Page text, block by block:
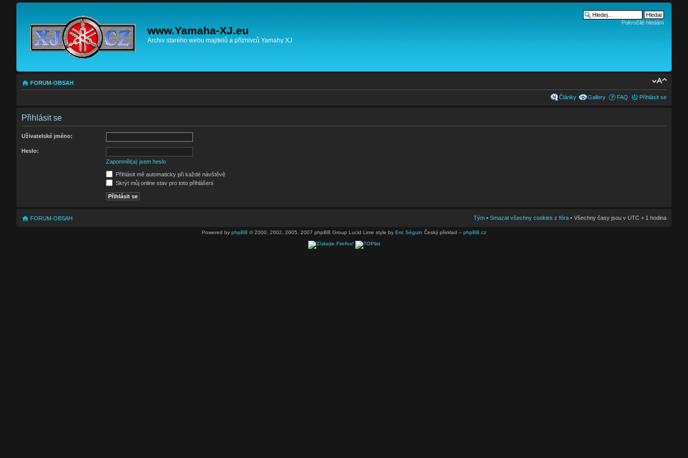
www.Yamaha-XJ.eu
Archiv starého webu majitelů a příznivců Yamahy XJ
Pokročilé hledání
FORUM-OBSAH
Články Gallery FAQ Přihlásit se
Přihlásit se
Uživatelské jméno:
Heslo:
Zapomněl(a) jsem heslo
Přihlásit mě automaticky při každé návštěvě
Skrýt můj online stav pro toto přihlášení
FORUM-OBSAH Tým • Smazat všechny cookies z fóra • Všechny časy jsou v UTC + 1 hodina
Powered by phpBB © 2000, 2002, 2005, 2007 phpBB Group Lucid Lime style by Eric Séguin Český překlad – phpBB.cz